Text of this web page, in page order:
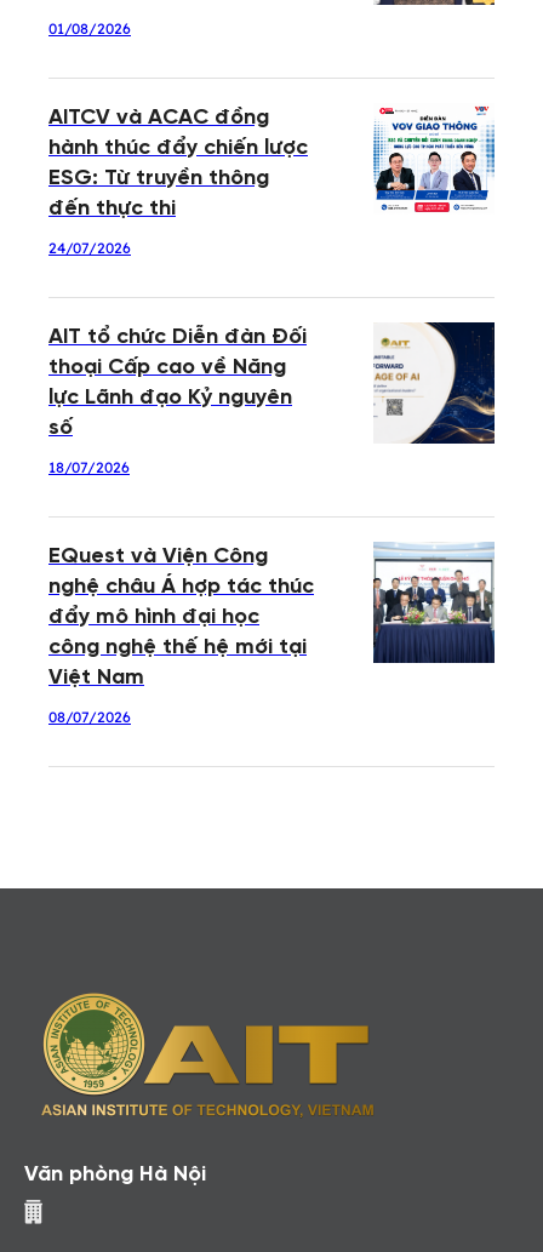
01/08/2026
AITCV và ACAC đồng
hành thúc đẩy chiến lược
ESG: Từ truyền thông
đến thực thi
24/07/2026
AIT tổ chức Diễn đàn Đối
thoại Cấp cao về Năng
lực Lãnh đạo Kỷ nguyên
số
18/07/2026
EQuest và Viện Công
nghệ châu Á hợp tác thúc
đẩy mô hình đại học
công nghệ thế hệ mới tại
Việt Nam
08/07/2026
Văn phòng Hà Nội